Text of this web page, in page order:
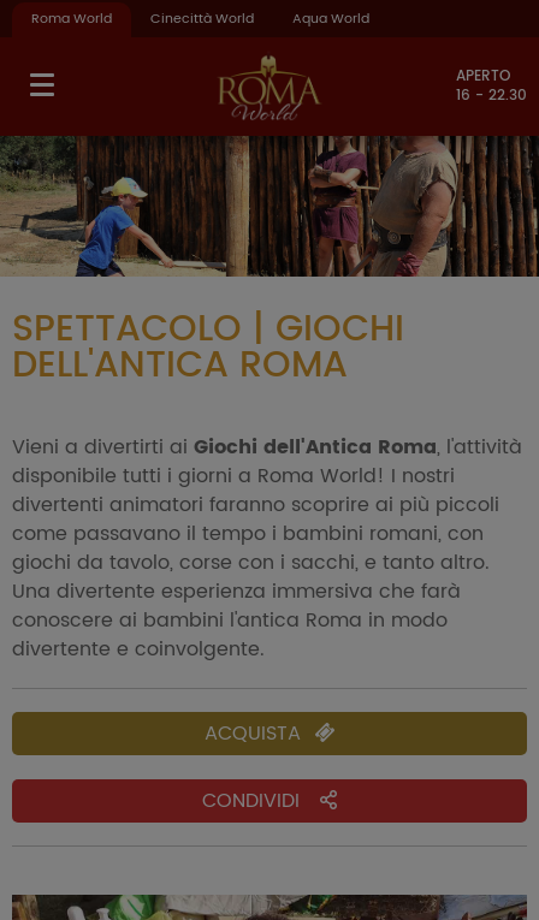
Roma World Cinecittà World Aqua World
APERTO
16 - 22.30
SPETTACOLO | GIOCHI
DELL'ANTICA ROMA
Vieni a divertirti ai Giochi dell'Antica Roma, l'attività
disponibile tutti i giorni a Roma World! I nostri
divertenti animatori faranno scoprire ai più piccoli
come passavano il tempo i bambini romani, con
giochi da tavolo, corse con i sacchi, e tanto altro.
Una divertente esperienza immersiva che farà
conoscere ai bambini l'antica Roma in modo
divertente e coinvolgente.
ACQUISTA
CONDIVIDI